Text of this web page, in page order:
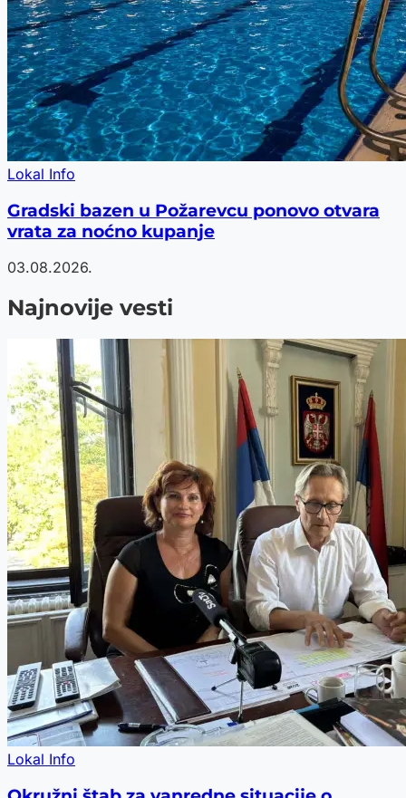
Lokal Info
Gradski bazen u Požarevcu ponovo otvara
vrata za noćno kupanje
03.08.2026.
Najnovije vesti
Lokal Info